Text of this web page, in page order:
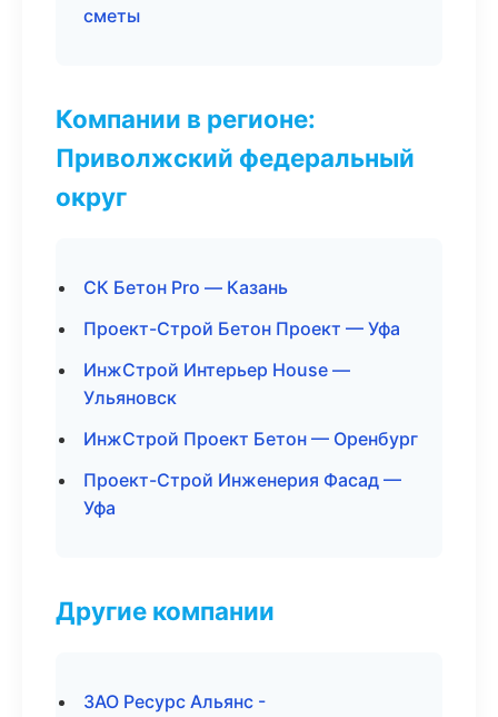
сметы
Компании в регионе:
Приволжский федеральный
округ
СК Бетон Pro — Казань
Проект-Строй Бетон Проект — Уфа
ИнжСтрой Интерьер House —
Ульяновск
ИнжСтрой Проект Бетон — Оренбург
Проект-Строй Инженерия Фасад —
Уфа
Другие компании
ЗАО Ресурс Альянс -